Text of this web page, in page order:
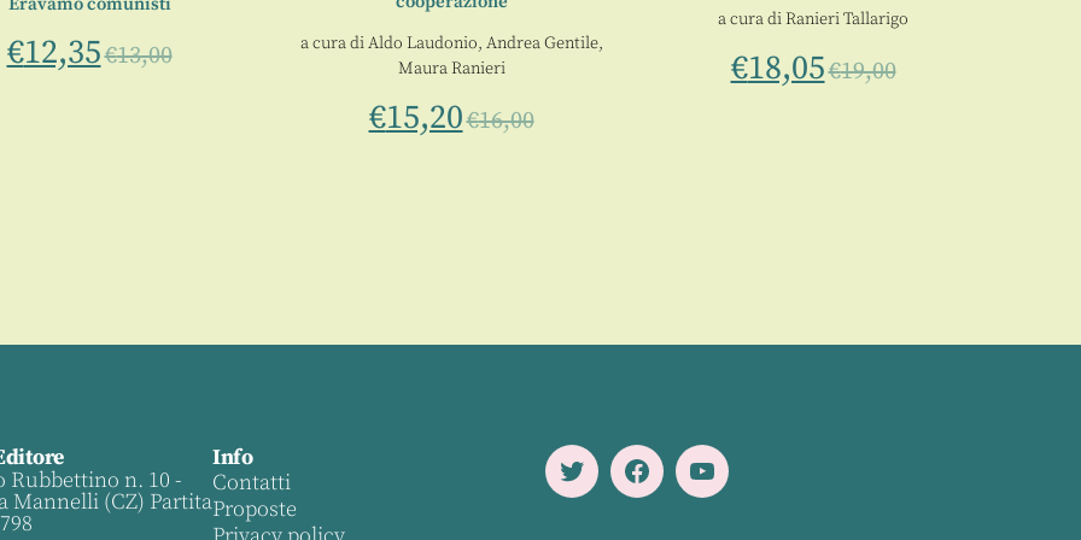
Eravamo comunisti
€12,35€13,00 a cura diAldo Laudonio, Andrea Gentile,
Maura Ranieri
€15,20€16,00
a cura diRanieri Tallarigo
€18,05€19,00
Rubbettino n. 10 -
Mannelli (CZ) Partita
Info
Contatti
Proposte
TwitterFacebookYoutube